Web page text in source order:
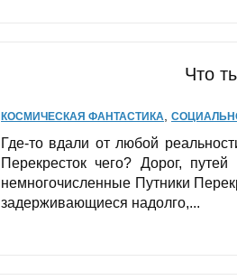
Что
КОСМИЧЕСКАЯ ФАНТАСТИКА
Где-то вдали от любой
Перекресток чего? Дорог,
немногочисленные Путники
задерживающиеся надолго,...